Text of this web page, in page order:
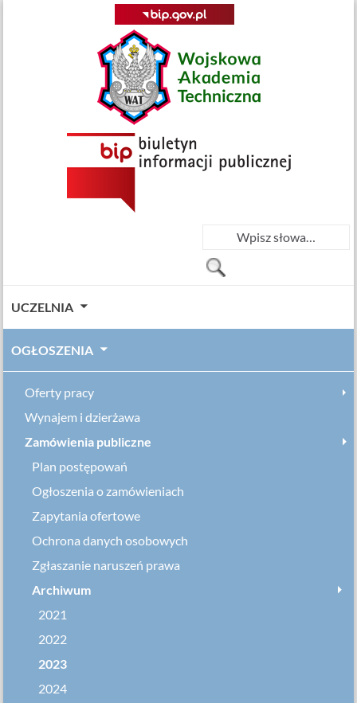
UCZELNIA
OGŁOSZENIA
Oferty pracy
Wynajem i dzierżawa
Zamówienia publiczne
Plan postępowań
Ogłoszenia o zamówieniach
Zapytania ofertowe
Ochrona danych osobowych
Zgłaszanie naruszeń prawa
Archiwum
2021
2022
2023
2024